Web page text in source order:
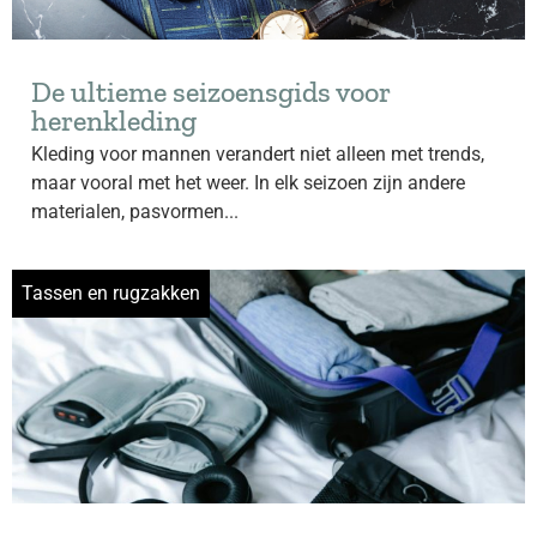
De ultieme seizoensgids voor
herenkleding
Kleding voor mannen verandert niet alleen met trends,
maar vooral met het weer. In elk seizoen zijn andere
materialen, pasvormen...
Tassen en rugzakken